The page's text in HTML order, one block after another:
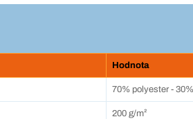
Hodnota
70% polyester -
200 g/m²